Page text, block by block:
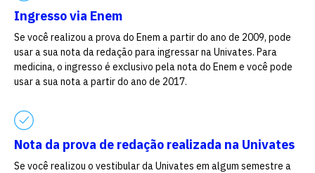
Ingresso via Enem
Se você realizou a prova do Enem a partir do ano de 2009, pode
usar a sua nota da redação para ingressar na Univates. Para
medicina, o ingresso é exclusivo pela nota do Enem e você pode
usar a sua nota a partir do ano de 2017.
Nota da prova de redação realizada na Univates
Se você realizou o vestibular da Univates em algum semestre a